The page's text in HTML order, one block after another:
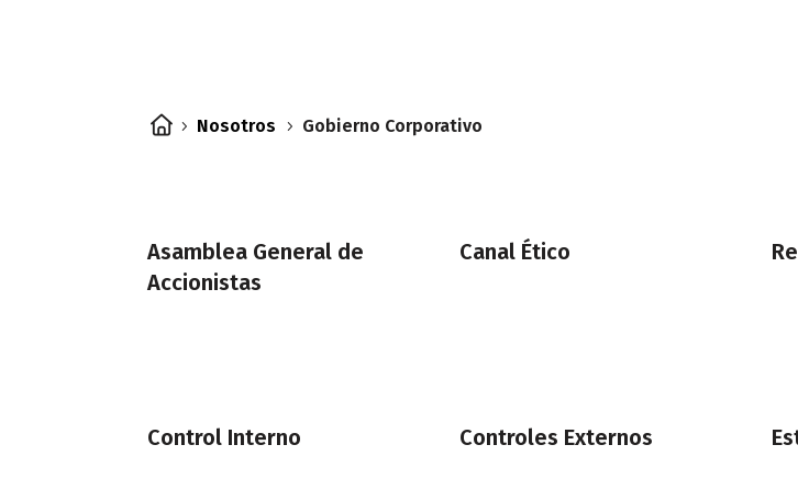
5 Nosotros 5 Gobierno Corporativo
Asamblea General de
Accionistas
Canal Ético
Control Interno Controles Externos